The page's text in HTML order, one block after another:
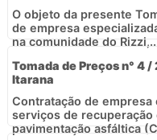
O objeto da presente
de empresa
na comunidade do
Tomada de Preços n° 4
Itarana
Contratação de empresa
serviços de recuperação
pavimentação asfáltica